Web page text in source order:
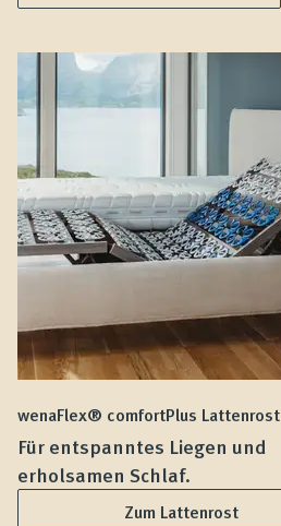
wenaFlex® comfortPlus Lattenrost
Für entspanntes Liegen und
erholsamen Schlaf.
Zum Lattenrost